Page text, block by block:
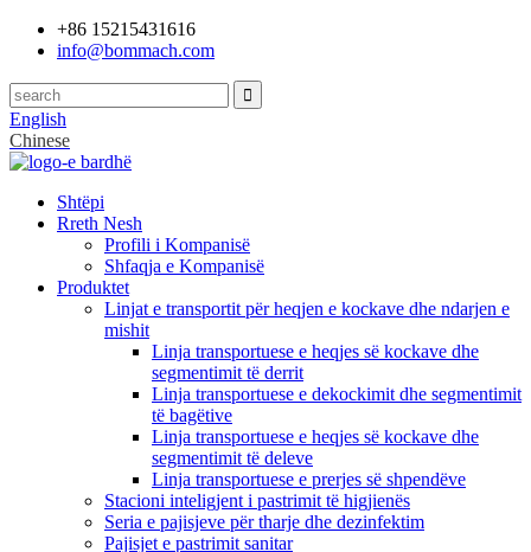
+86 15215431616
info@bommach.com
English
Chinese
Shtëpi
Rreth Nesh
Profili i Kompanisë
Shfaqja e Kompanisë
Produktet
Linjat e transportit për heqjen e kockave dhe ndarjen e
mishit
Linja transportuese e heqjes së kockave dhe
segmentimit të derrit
Linja transportuese e dekockimit dhe segmentimit
të bagëtive
Linja transportuese e heqjes së kockave dhe
segmentimit të deleve
Linja transportuese e prerjes së shpendëve
Stacioni inteligjent i pastrimit të higjienës
Seria e pajisjeve për tharje dhe dezinfektim
Pajisjet e pastrimit sanitar